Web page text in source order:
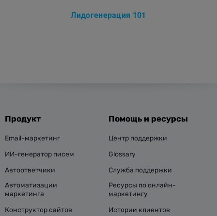
Лидогенерация 101
Продукт
Email-маркетинг
ИИ-генератор писем
Автоответчики
Автоматизации
маркетинга
Конструктор сайтов
Помощь и ресурсы
Центр поддержки
Glossary
Служба поддержки
Ресурсы по онлайн-
маркетингу
Истории клиентов